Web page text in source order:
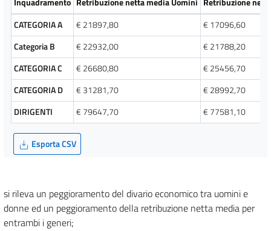
Inquadramento Retribuzione netta media Uomini Retribuzione
CATEGORIA A € 21897,80 € 17096,60
Categoria B
€ 22932,00 € 21788,20
CATEGORIA C
€ 26680,80 € 25456,70
CATEGORIA D
€ 31281,70 € 28992,70
DIRIGENTI
€ 79647,70 € 77581,10
Esporta CSV
si rileva un peggioramento del divario economico tra uomini e
donne ed un peggioramento della retribuzione netta media per
entrambi i generi;